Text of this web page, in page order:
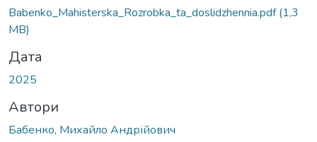
Babenko_Mahisterska_Rozrobka_ta_doslidzhennia.pdf(1,3
MB)
Дата
2025
Автори
Бабенко, Михайло Андрійович